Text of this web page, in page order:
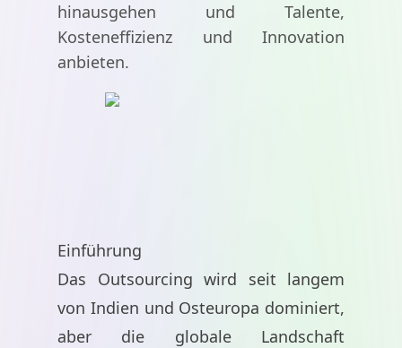
hinausgehen und Talente,
Kosteneffizienz und Innovation
anbieten.
Einführung
Das Outsourcing wird seit langem
von Indien und Osteuropa dominiert,
aber die globale Landschaft